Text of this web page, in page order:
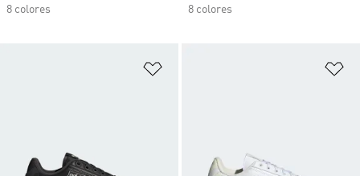
8 colores
8 colores